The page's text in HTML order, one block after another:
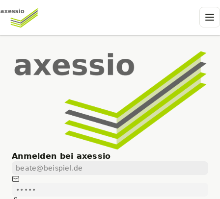
Anmelden bei axessio
E-Mail
Passwort